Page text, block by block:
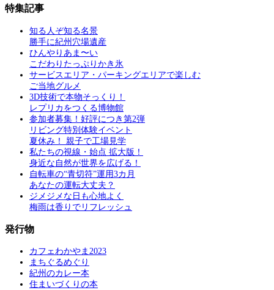
特集記事
知る人ぞ知る名景
勝手に紀州穴場遺産
ひんやりあま〜い
こだわりたっぷりかき氷
サービスエリア・パーキングエリアで楽しむ
ご当地グルメ
3D技術で本物そっくり！
レプリカをつくる博物館
参加者募集！好評につき第2弾
リビング特別体験イベント
夏休み！ 親子で工場見学
私たちの視線・始点 拡大版！
身近な自然が世界を広げる！
自転車の“青切符”運用3カ月
あなたの運転大丈夫？
ジメジメな日も心地よく
梅雨は香りでリフレッシュ
発行物
カフェわかやま2023
まちぐるめぐり
紀州のカレー本
住まいづくりの本